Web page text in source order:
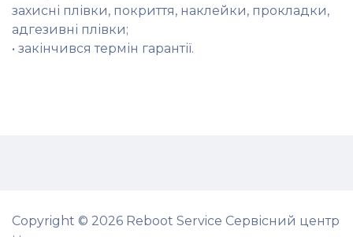
захисні плівки, покриття, наклейки, прокладки,
адгезивні плівки;
• закінчився термін гарантії.
Copyright © 2026 Reboot Service Сервісний центр